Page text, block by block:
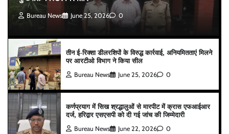
Bureau News June 25, 2026 0
तीन ई-रिक्शा डीलरशिपों के विरुद्ध कार्रवाई, अनियमितताएं मिलने
पर आरटीओ विभाग ने किया सील
Bureau News June 25, 2026 0
कर्णप्रयाग में सिख श्रद्धालुओं से मारपीट में क्रास एफआईआर
दर्ज, हरिद्वार एसएसपी को दी गई जांच की जिम्मेदारी
Bureau News June 22, 2026 0